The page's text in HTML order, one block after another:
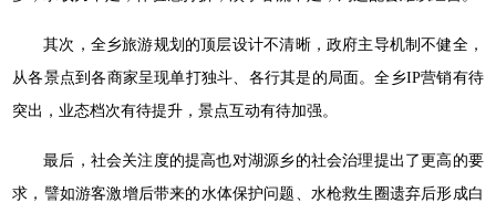
其次，全乡旅游规划的顶层设计不清晰，政府主导机制不健全，
从各景点到各商家呈现单打独斗、各行其是的局面。全乡IP营销有待
突出，业态档次有待提升，景点互动有待加强。
最后，社会关注度的提高也对湖源乡的社会治理提出了更高的要
求，譬如游客激增后带来的水体保护问题、水枪救生圈遗弃后形成白